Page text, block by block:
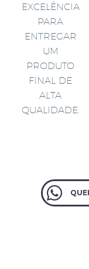
EXCELÊNCIA
PARA
ENTREGAR
UM
PRODUTO
FINAL DE
ALTA
QUALIDADE.